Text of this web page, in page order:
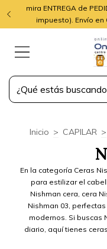
mira ENTREGA de
impuesto). Envío en
Inicio > CAPILAR >
En la categoría Ceras
para estilizar el
Nishman cera, cera
Nishman 03,
modernos. Si buscas
diario, aquí tienes